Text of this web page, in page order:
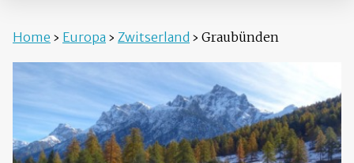
Home › Europa › Zwitserland › Graubünden